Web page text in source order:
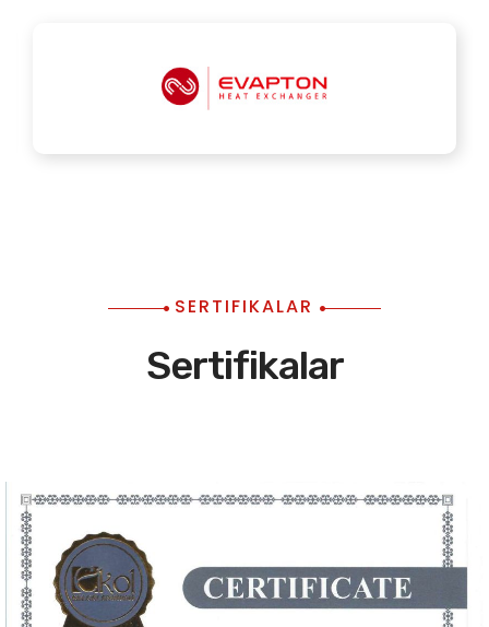
SERTIFIKALAR
Sertifikalar